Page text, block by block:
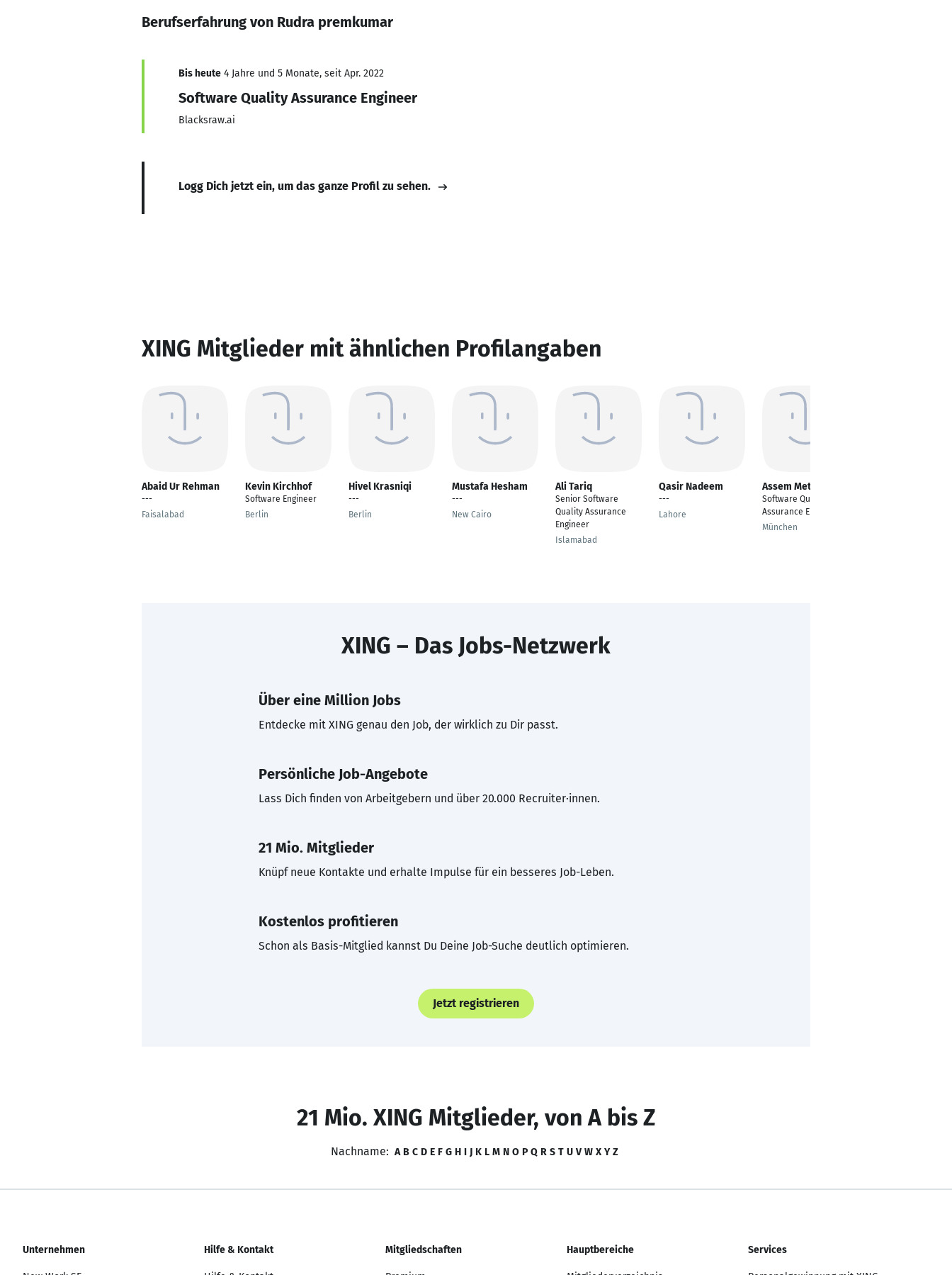
Berufserfahrung von Rudra premkumar
Bis heute 4 Jahre und 5 Monate, seit Apr. 2022
Software Quality Assurance Engineer
Blacksraw.ai
Logg Dich jetzt ein, um das ganze Profil zu sehen.
XING Mitglieder mit ähnlichen Profilangaben
Abaid Ur Rehman
---
Faisalabad
Kevin Kirchhof
Software Engineer
Berlin
Hivel Krasniqi
---
Berlin
Mustafa Hesham
---
New Cairo
Ali Tariq
Senior Software
Quality Assurance
Engineer
Islamabad
Qasir Nadeem
---
Lahore
Assem Metwally
Software Quality
Assurance Engineer
München
XING – Das Jobs-Netzwerk
Über eine Million Jobs
Entdecke mit XING genau den Job, der wirklich zu Dir passt.
Persönliche Job-Angebote
Lass Dich finden von Arbeitgebern und über 20.000 Recruiter·innen.
21 Mio. Mitglieder
Knüpf neue Kontakte und erhalte Impulse für ein besseres Job-Leben.
Kostenlos profitieren
Schon als Basis-Mitglied kannst Du Deine Job-Suche deutlich optimieren.
Jetzt registrieren
21 Mio. XING Mitglieder, von A bis Z
Nachname: A B C D E F G H I J K L M N O P Q R S T U V W X Y Z
Unternehmen Hilfe & Kontakt Mitgliedschaften Hauptbereiche Services